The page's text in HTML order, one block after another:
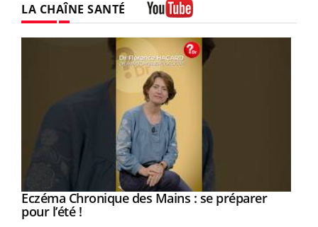
LA CHAÎNE SANTÉ
Youtube
Eczéma Chronique des Mains : se préparer
pour l’été !Youtube